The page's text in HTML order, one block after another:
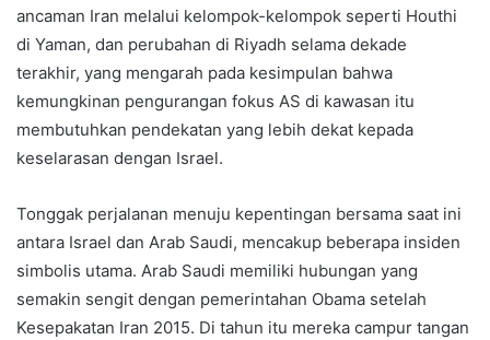
ancaman Iran melalui kelompok-kelompok seperti Houthi
di Yaman, dan perubahan di Riyadh selama dekade
terakhir, yang mengarah pada kesimpulan bahwa
kemungkinan pengurangan fokus AS di kawasan itu
membutuhkan pendekatan yang lebih dekat kepada
keselarasan dengan Israel.
Tonggak perjalanan menuju kepentingan bersama saat ini
antara Israel dan Arab Saudi, mencakup beberapa insiden
simbolis utama. Arab Saudi memiliki hubungan yang
semakin sengit dengan pemerintahan Obama setelah
Kesepakatan Iran 2015. Di tahun itu mereka campur tangan